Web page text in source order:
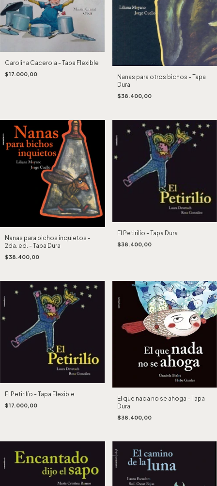
Carolina Cacerola - Tapa Flexible
$17.000,00
Nanas para otros bichos - Tapa
Dura
$38.400,00
Nanas para bichos inquietos -
2da. ed. - Tapa Dura
$38.400,00
El Petirilío - Tapa Dura
$38.400,00
El Petirilío - Tapa Flexible
$17.000,00
El que nada no se ahoga - Tapa
Dura
$38.400,00